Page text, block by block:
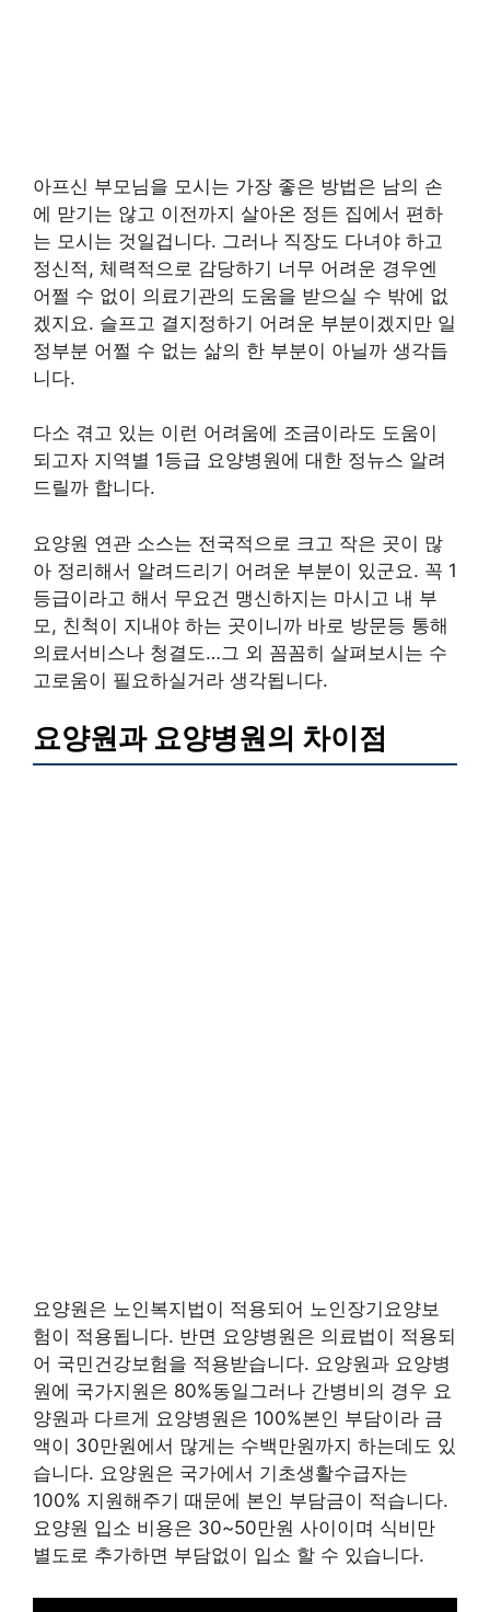
아프신 부모님을 모시는 가장 좋은 방법은 남의 손
에 맏기는 않고 이전까지 살아온 정든 집에서 편하
는 모시는 것일겁니다. 그러나 직장도 다녀야 하고
정신적, 체력적으로 감당하기 너무 어려운 경우엔
어쩔 수 없이 의료기관의 도움을 받으실 수 밖에 없
겠지요. 슬프고 결지정하기 어려운 부분이겠지만 일
정부분 어쩔 수 없는 삶의 한 부분이 아닐까 생각듭
니다.
다소 겪고 있는 이런 어려움에 조금이라도 도움이
되고자 지역별 1등급 요양병원에 대한 정뉴스 알려
드릴까 합니다.
요양원 연관 소스는 전국적으로 크고 작은 곳이 많
아 정리해서 알려드리기 어려운 부분이 있군요. 꼭 1
등급이라고 해서 무요건 맹신하지는 마시고 내 부
모, 친척이 지내야 하는 곳이니까 바로 방문등 통해
의료서비스나 청결도…그 외 꼼꼼히 살펴보시는 수
고로움이 필요하실거라 생각됩니다.
요양원과 요양병원의 차이점
요양원은 노인복지법이 적용되어 노인장기요양보
험이 적용됩니다. 반면 요양병원은 의료법이 적용되
어 국민건강보험을 적용받습니다. 요양원과 요양병
원에 국가지원은 80%동일그러나 간병비의 경우 요
양원과 다르게 요양병원은 100%본인 부담이라 금
액이 30만원에서 많게는 수백만원까지 하는데도 있
습니다. 요양원은 국가에서 기초생활수급자는
100% 지원해주기 때문에 본인 부담금이 적습니다.
요양원 입소 비용은 30~50만원 사이이며 식비만
별도로 추가하면 부담없이 입소 할 수 있습니다.